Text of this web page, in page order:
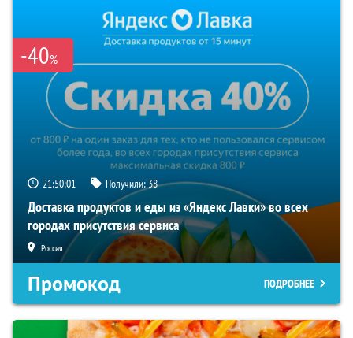
-40%
21:50:00 Получили:38
Доставка продуктов и еды из «Яндекс Лавки» во всех
городах присутствия сервиса
Россия
Промокод ПОДРОБНЕЕ